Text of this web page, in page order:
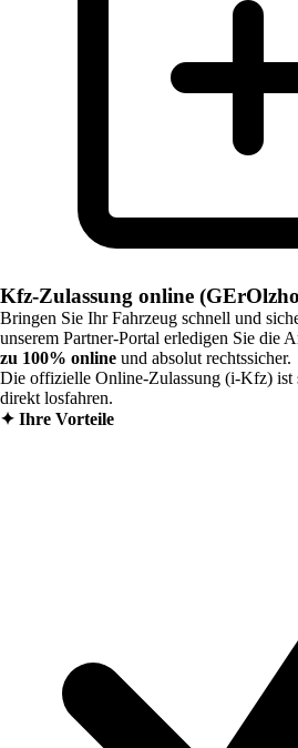
Kfz-Zulassung online
Bringen Sie Ihr Fahrzeug schnell und
unserem Partner-Portal erledigen Sie die
zu 100% online und absolut rechtssicher.
Die offizielle Online-Zulassung (i-Kfz) ist
direkt losfahren.
✦ Ihre Vorteile